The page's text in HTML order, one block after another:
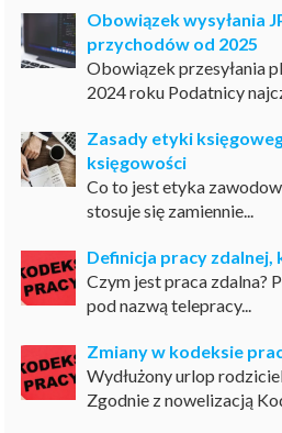
Obowiązek wysyłania
przychodów od 2025
Obowiązek przesyłania
2024 roku Podatnicy
Zasady etyki
księgowości
Co to jest etyka
stosuje się zamiennie...
Definicja pracy zdalnej,
Czym jest praca zdalna?
pod nazwą telepracy...
Zmiany w kodeksie
Wydłużony urlop
Zgodnie z nowelizacją